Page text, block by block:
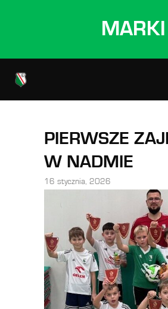
MARKI
PIERWSZE
W NADMIE
16 stycznia, 2026